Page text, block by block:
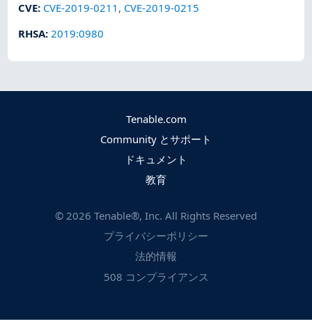
CVE: CVE-2019-0211 , CVE-2019-0215
RHSA: 2019:0980
Tenable.com
Community とサポート
ドキュメント
教育
© 2026 Tenable®, Inc. All Rights Reserved
プライバシーポリシー
法的情報
508 コンプライアンス